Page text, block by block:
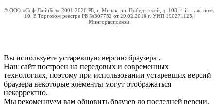
© ООО «СофтЛайнБел» 2001-2026 РБ, г. Минск, пр. Победителей, д. 108, 4-й этаж, пом.
10. В Торговом реестре РБ №307752 от 29.02.2016 г. УНП 190271125,
Мингорисполком
Вы используете устаревшую версию браузера .
Наш сайт построен на передовых и современных
технологиях, поэтому при использовании устаревших версий
браузера некоторые элементы могут отображаться
некорректно.
Мы рекомендуем вам обновить браузер до последней версии.